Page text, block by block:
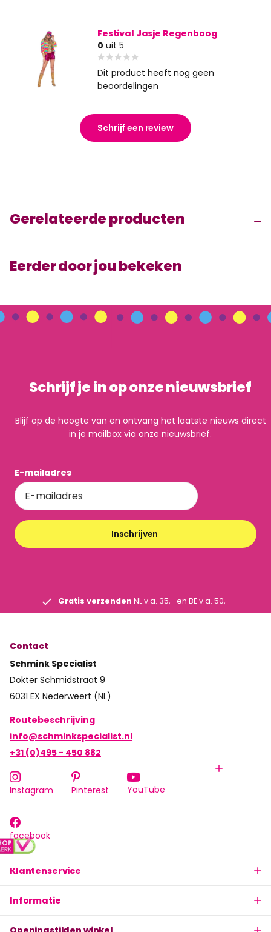
Festival Jasje Regenboog
0 uit 5
Dit product heeft nog geen
beoordelingen
Schrijf een review
Gerelateerde producten
Eerder door jou bekeken
Schrijf je in op onze nieuwsbrief
Blijf op de hoogte van en ontvang het laatste nieuws direct
in je mailbox via onze nieuwsbrief.
E-mailadres
Inschrijven
Gratis verzenden NL v.a. 35,- en BE v.a. 50,-
Klantenservice
Informatie
Contact
Schmink Specialist
Dokter Schmidstraat 9
6031 EX Nederweert (NL)
Routebeschrijving
info@schminkspecialist.nl
+31 (0)495 - 450 882
Instagram Pinterest YouTube
facebook